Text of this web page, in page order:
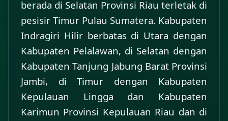
6 jam) Batam – Tembilahan (Jalan laut, 4-5 jam) Tembilahan –
Tempuling (Jalan darat, ±1 jam)
menyaksikan festival warisan budaya ini. Sebagai pengunjung, kita
pun dapat merasakan bagaimana sensasi selancar lumpur yang
diperlombakan disana, sembari mengumpulkan kerang-kerang
diatas pantai lumpur yang mempesona. Kita juga dapat ikuti Iven
Merapah yakni berlari diatas lumpur.
berada di Selatan Provinsi Riau terletak di
pesisir Timur Pulau Sumatera. Kabupaten
Indragiri Hilir berbatas di Utara dengan
Kabupaten Pelalawan, di Selatan dengan
Kabupaten Tanjung Jabung Barat Provinsi
Jambi, di Timur dengan Kabupaten
Kepulauan Lingga dan Kabupaten
Karimun Provinsi Kepulauan Riau dan di